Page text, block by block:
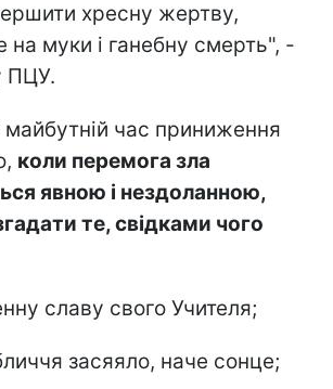
хресну жертву,
на муки і ганебну смерть", -
ПЦУ.
час приниження
коли перемога зла
явною і нездоланною,
те, свідками чого
славу свого Учителя;
засяяло, наче сонце;